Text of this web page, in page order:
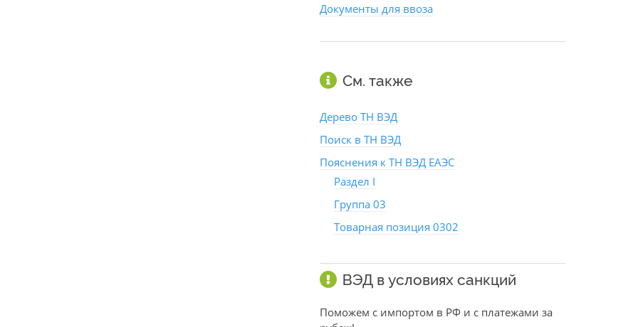
Документы для ввоза
См. также
Дерево ТН ВЭД
Поиск в ТН ВЭД
Пояснения к ТН ВЭД ЕАЭС
Раздел I
Группа 03
Товарная позиция 0302
ВЭД в условиях санкций
Поможем с импортом в РФ и с платежами за